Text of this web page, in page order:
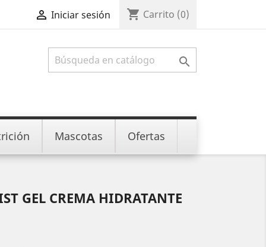
 Iniciar sesión shopping_cart Carrito (0)

Mascotas Ofertas
GEL CREMA HIDRATANTE